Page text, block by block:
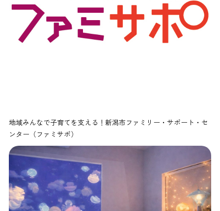
地域みんなで子育てを支える！新潟市ファミリー・サポート・セ
ンター（ファミサポ）